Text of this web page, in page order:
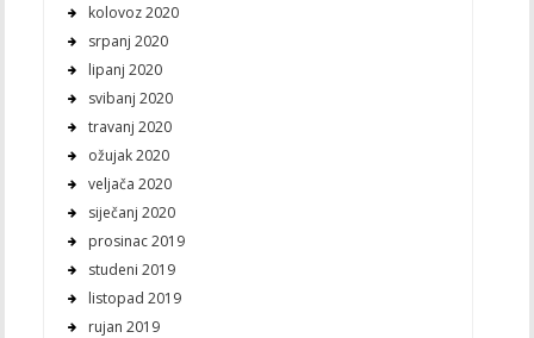
kolovoz 2020
srpanj 2020
lipanj 2020
svibanj 2020
travanj 2020
ožujak 2020
veljača 2020
siječanj 2020
prosinac 2019
studeni 2019
listopad 2019
rujan 2019